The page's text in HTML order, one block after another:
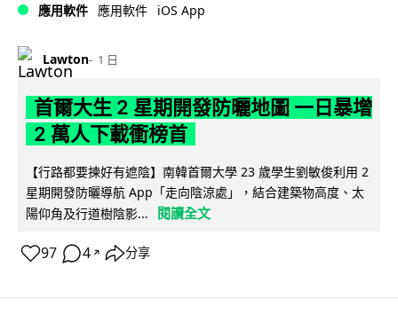
應用軟件 應用軟件 iOS App
Lawton 1 日
首爾大生 2 星期開發防曬地圖 一日暴增
2 萬人下載衝榜首
【行路都要揀好有遮陰】南韓首爾大學 23 歲學生劉敏俊利用 2
星期開發防曬導航 App「走向陰涼處」，結合建築物高度、太
陽仰角及行道樹陰影...
閱讀全文
97 4 ↗ 分享